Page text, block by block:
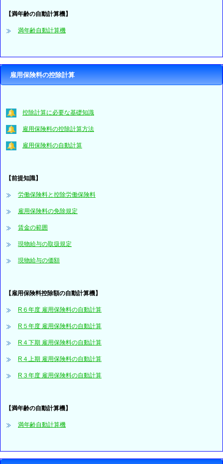
【満年齢の自動計算機】
満年齢自動計算機
雇用保険料の控除計算
控除計算に必要な基礎知識
雇用保険料の控除計算方法
雇用保険料の自動計算
【前提知識】
労働保険料と控除労働保険料
雇用保険料の免除規定
賃金の範囲
現物給与の取扱規定
現物給与の価額
【雇用保険料控除額の自動計算機】
R６年度 雇用保険料の自動計算
R５年度 雇用保険料の自動計算
R４下期 雇用保険料の自動計算
R４上期 雇用保険料の自動計算
R３年度 雇用保険料の自動計算
【満年齢の自動計算機】
満年齢自動計算機